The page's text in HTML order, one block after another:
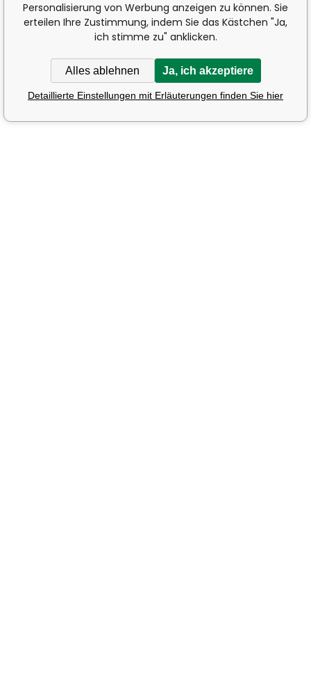
Personalisierung von Werbung anzeigen zu können. Sie
erteilen Ihre Zustimmung, indem Sie das Kästchen "Ja,
ich stimme zu" anklicken.
Alles ablehnen Ja, ich akzeptiere
Detaillierte Einstellungen mit Erläuterungen finden Sie hier